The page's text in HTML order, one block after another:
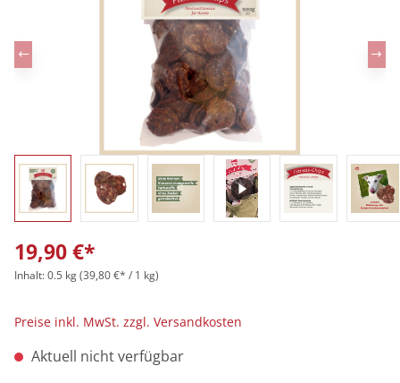
19,90 €*
Inhalt:0.5 kg(39,80 €* / 1 kg)
Preise inkl. MwSt. zzgl. Versandkosten
Aktuell nicht verfügbar